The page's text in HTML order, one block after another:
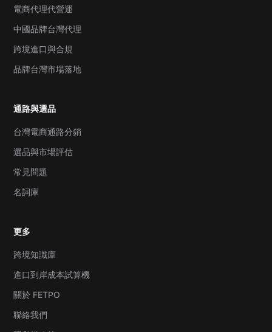
電商代理代營運
中國品牌台灣代理
跨境進口與合規
品牌台灣市場落地
通路與選品
台灣電商通路分銷
選品與市場評估
常見問題
名詞庫
更多
跨境知識庫
進口到岸成本試算機
關於 FETPO
聯絡我們